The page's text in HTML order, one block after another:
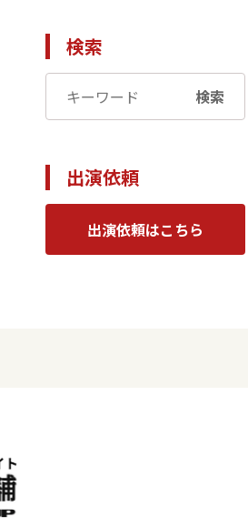
検索
検索
出演依頼
出演依頼はこちら